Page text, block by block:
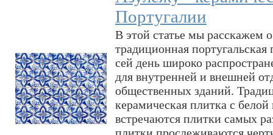
Португалии
В этой статье мы расскажем
традиционная
сей день широко
для внутренней и внешней
общественных зданий.
керамическая плитка с
встречаются плитки самых